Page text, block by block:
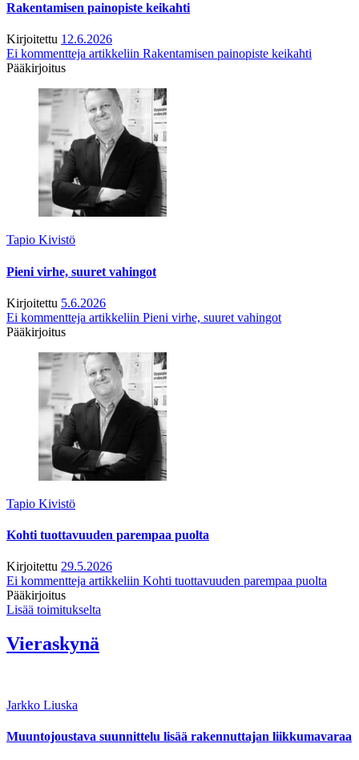
Rakentamisen painopiste keikahti
Kirjoitettu 12.6.2026
Ei kommentteja artikkeliin Rakentamisen painopiste keikahti
Pääkirjoitus
Tapio Kivistö
Pieni virhe, suuret vahingot
Kirjoitettu 5.6.2026
Ei kommentteja artikkeliin Pieni virhe, suuret vahingot
Pääkirjoitus
Tapio Kivistö
Kohti tuottavuuden parempaa puolta
Kirjoitettu 29.5.2026
Ei kommentteja artikkeliin Kohti tuottavuuden parempaa puolta
Pääkirjoitus
Lisää toimitukselta
Vieraskynä
Jarkko Liuska
Muuntojoustava suunnittelu lisää rakennuttajan liikkumavaraa